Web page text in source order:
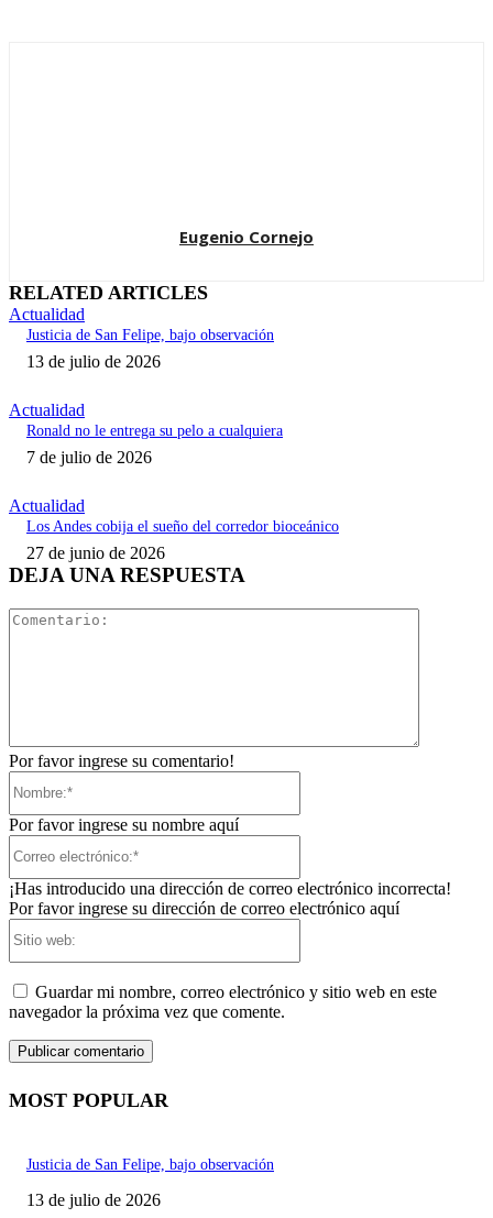
Eugenio Cornejo
RELATED ARTICLES
Actualidad
Justicia de San Felipe, bajo observación
13 de julio de 2026
Actualidad
Ronald no le entrega su pelo a cualquiera
7 de julio de 2026
Actualidad
Los Andes cobija el sueño del corredor bioceánico
27 de junio de 2026
DEJA UNA RESPUESTA
Por favor ingrese su comentario!
Por favor ingrese su nombre aquí
¡Has introducido una dirección de correo electrónico incorrecta!
Por favor ingrese su dirección de correo electrónico aquí
Guardar mi nombre, correo electrónico y sitio web en este
navegador la próxima vez que comente.
MOST POPULAR
Justicia de San Felipe, bajo observación
13 de julio de 2026